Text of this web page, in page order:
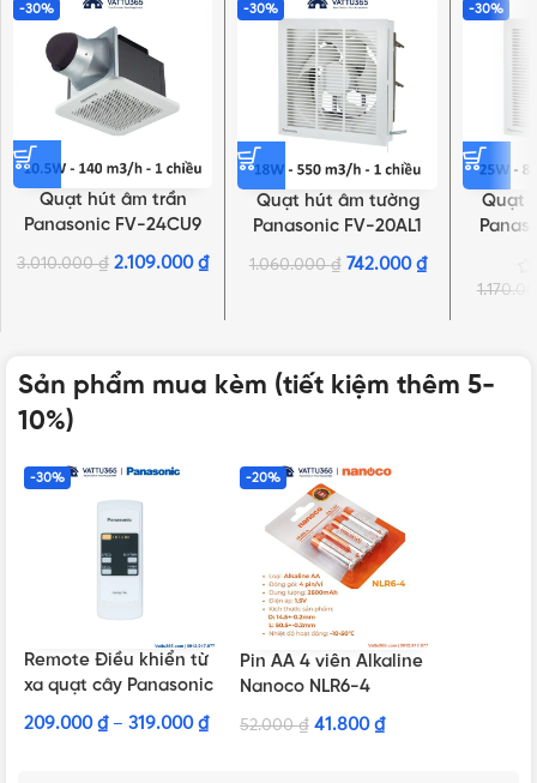
-30%
Quạt hút âm trần
Panasonic FV-24CU9
10.5W, có ống dẫn
3.010.000₫ 2.109.000₫
-30%
Quạt hút âm tường
Panasonic FV-20AL1
25×25 18W, 1 chiều, có
màn che
1.060.000₫ 742.000 ₫
-30%
Quạt
Sản phẩm mua kèm (tiết kiệm thêm 5-
10%)
-30%
Remote Điều khiển từ
xa quạt cây Panasonic
| Hàng chính hãng
209.000 ₫– 319.000 ₫
-20%
Pin AA 4 viên Alkaline
Nanoco NLR6-4
52.000₫ 41.800 ₫